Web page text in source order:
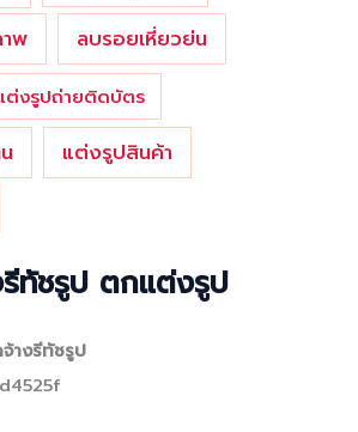
พ ลบรอยเหี่ยวย่น
ต่งรูปถ่ายติดบัตร
แต่งรูปสินค้า
ทัชรูป ตกแต่งรูป
างรีทัชรูป